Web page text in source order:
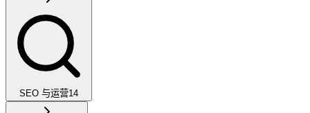
SEO 与运营14